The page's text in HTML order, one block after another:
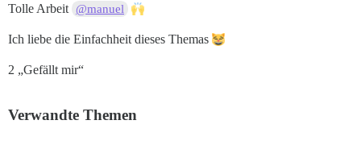
Tolle Arbeit @manuel
Ich liebe die Einfachheit dieses Themas
2 „Gefällt mir“
Verwandte Themen